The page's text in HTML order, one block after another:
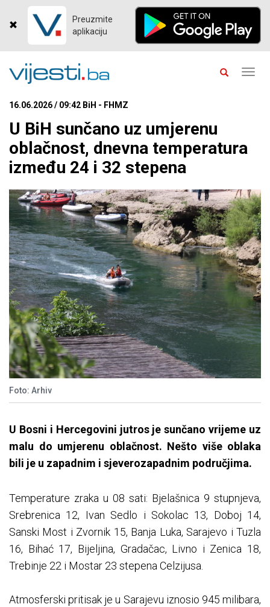
Preuzmite
aplikaciju
16.06.2026 / 09:42 BiH - FHMZ
U BiH sunčano uz umjerenu
oblačnost, dnevna temperatura
između 24 i 32 stepena
Foto: Arhiv
U Bosni i Hercegovini jutros je sunčano vrijeme uz
malu do umjerenu oblačnost. Nešto više oblaka
bili je u zapadnim i sjeverozapadnim područjima.
Temperature zraka u 08 sati: Bjelašnica 9 stupnjeva,
Srebrenica 12, Ivan Sedlo i Sokolac 13, Doboj 14,
Sanski Most i Zvornik 15, Banja Luka, Sarajevo i Tuzla
16, Bihać 17, Bijeljina, Gradačac, Livno i Zenica 18,
Trebinje 22 i Mostar 23 stepena Celzijusa.
Atmosferski pritisak je u Sarajevu iznosio 945 milibara,